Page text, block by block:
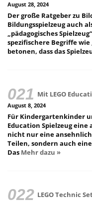
August 28, 2024
Der große Ratgeber zu
Bildungsspielzeug auch
„pädagogisches
spezifischere Begriffe wie
betonen, dass das
Mit LEGO
August 8, 2024
Für Kindergartenkinder
Education Spielzeug eine
nicht nur eine
Teilen, sondern auch
Das Mehr dazu »
LEGO Technic